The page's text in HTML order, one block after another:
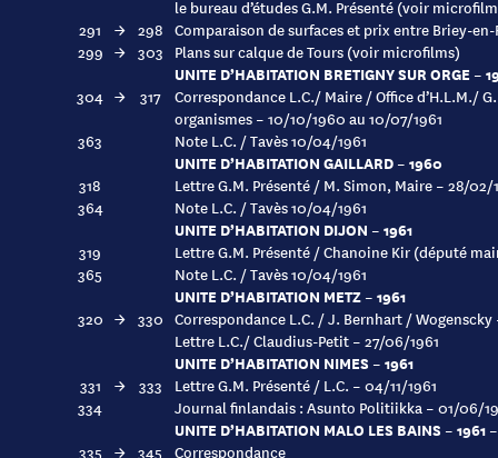
le bureau d’études G.M. Présenté (voir
291
→ 298 Comparaison de surfaces et prix entre Briey-
299 → 303 Plans sur calque de Tours (voir microfilms)
UNITE D’HABITATION BRETIGNY SUR ORGE –
304 → 317
Correspondance L.C./ Maire / Office d’H.L.M./
organismes – 10/10/1960 au 10/07/1961
363
Note L.C. / Tavès 10/04/1961
UNITE D’HABITATION GAILLARD – 1960
318
Lettre G.M. Présenté / M. Simon, Maire – 28/02/
364
Note L.C. / Tavès 10/04/1961
UNITE D’HABITATION DIJON – 1961
319
Lettre G.M. Présenté / Chanoine Kir (député
365
Note L.C. / Tavès 10/04/1961
UNITE D’HABITATION METZ – 1961
320 → 330 Correspondance L.C. / J. Bernhart /
Lettre L.C./ Claudius-Petit – 27/06/1961
UNITE D’HABITATION NIMES – 1961
331 → 333
Lettre G.M. Présenté / L.C. – 04/11/1961
334
Journal finlandais : Asunto Politiikka – 01/06/
UNITE D’HABITATION MALO LES BAINS – 1961
335 → 345 Correspondance